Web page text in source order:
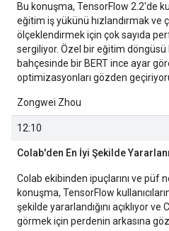
Bu konuşma, TensorFlow 2.2'de
eğitim iş yükünü hızlandırmak ve
ölçeklendirmek için çok sayıda
sergiliyor. Özel bir eğitim döngüsü
bahçesinde bir BERT ince ayar
optimizasyonları gözden
Zongwei Zhou
12:10
Colab'den En İyi Şekilde
Colab ekibinden ipuçlarını ve püf
konuşma, TensorFlow
şekilde yararlandığını açıklıyor ve
görmek için perdenin arkasına göz